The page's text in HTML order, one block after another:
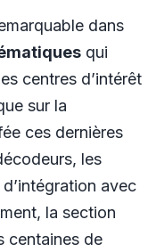
dans
qui
centres d’intérêt
sur la
ces dernières
les
avec
la section
centaines de